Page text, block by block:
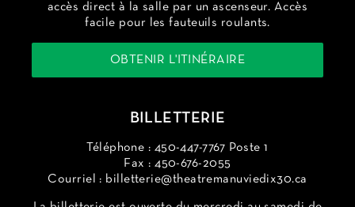
accès direct à la salle par un ascenseur. Accès
facile pour les fauteuils roulants.
OBTENIR L'ITINÉRAIRE
BILLETTERIE
Téléphone : 450-447-7767 Poste 1
Fax : 450-676-2055
Courriel : billetterie@theatremanuviedix30.ca